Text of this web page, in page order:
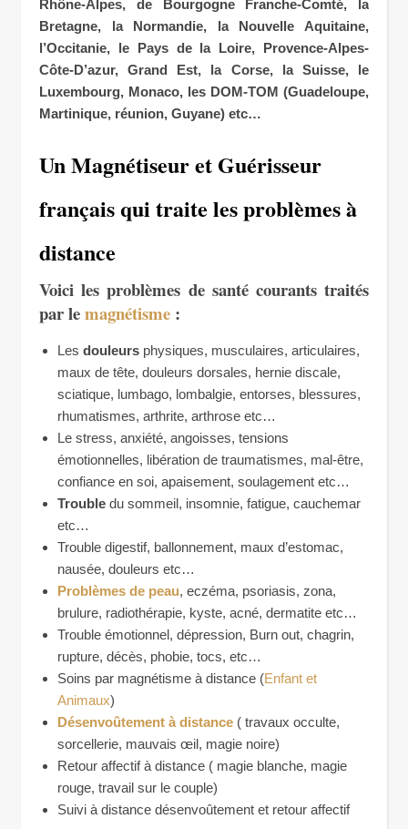
Rhône-Alpes, de Bourgogne Franche-Comté, la
Bretagne, la Normandie, la Nouvelle Aquitaine,
l’Occitanie, le Pays de la Loire, Provence-Alpes-
Côte-D’azur, Grand Est, la Corse, la Suisse, le
Luxembourg, Monaco, les DOM-TOM (Guadeloupe,
Martinique, réunion, Guyane) etc…
Un Magnétiseur et Guérisseur
français qui traite les problèmes à
distance
Voici les problèmes de santé courants traités
par lemagnétisme :
Les douleurs physiques, musculaires, articulaires,
maux de tête, douleurs dorsales, hernie discale,
sciatique, lumbago, lombalgie, entorses, blessures,
rhumatismes, arthrite, arthrose etc…
Le stress, anxiété, angoisses, tensions
émotionnelles, libération de traumatismes, mal-être,
confiance en soi, apaisement, soulagement etc…
Trouble du sommeil, insomnie, fatigue, cauchemar
etc…
Trouble digestif, ballonnement, maux d’estomac,
nausée, douleurs etc…
Problèmes de peau, eczéma, psoriasis, zona,
brulure, radiothérapie, kyste, acné, dermatite etc…
Trouble émotionnel, dépression, Burn out, chagrin,
rupture, décès, phobie, tocs, etc…
Soins par magnétisme à distance (Enfant et
Animaux)
Désenvoûtement à distance ( travaux occulte,
sorcellerie, mauvais œil, magie noire)
Retour affectif à distance ( magie blanche, magie
rouge, travail sur le couple)
Suivi à distance désenvoûtement et retour affectif